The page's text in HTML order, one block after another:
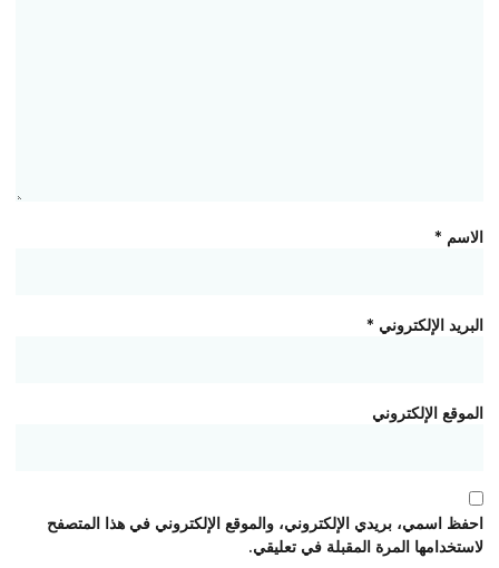
الاسم *
البريد الإلكتروني *
الموقع الإلكتروني
احفظ اسمي، بريدي الإلكتروني، والموقع الإلكتروني في هذا المتصفح
لاستخدامها المرة المقبلة في تعليقي.